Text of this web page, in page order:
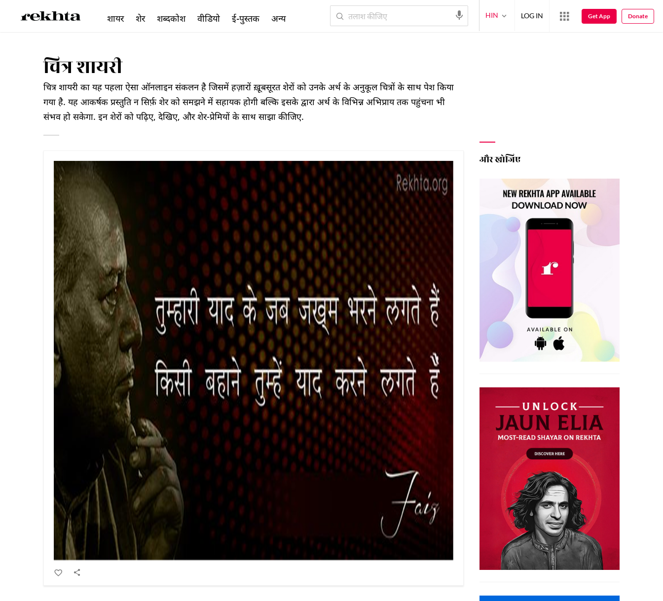
चित्र शायरी
चित्र शायरी का यह पहला ऐसा ऑनलाइन संकलन है जिसमें हज़ारों ख़ूबसूरत शेरों को उनके अर्थ के अनुकूल चित्रों के साथ पेश किया
गया है. यह आकर्षक प्रस्तुति न सिर्फ़ शेर को समझने में सहायक होगी बल्कि इसके द्वारा अर्थ के विभिन्न अभिप्राय तक पहुंचना भी
संभव हो सकेगा. इन शेरों को पढ़िए, देखिए, और शेर-प्रेमियों के साथ साझा कीजिए.
और खोजिए
शायर शेर शब्दकोश वीडियो ई-पुस्तक अन्य HIN LOG IN Get App Donate